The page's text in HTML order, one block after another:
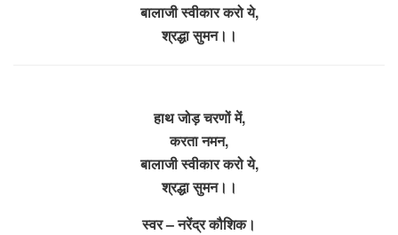
बालाजी स्वीकार करो ये,
श्रद्धा सुमन।।
हाथ जोड़ चरणों में,
करता नमन,
बालाजी स्वीकार करो ये,
श्रद्धा सुमन।।
स्वर – नरेंद्र कौशिक।